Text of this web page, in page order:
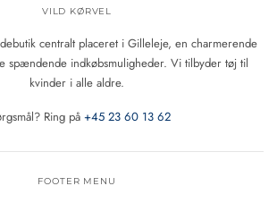
VILD KØRVEL
centralt placeret i Gilleleje, en charmerende
spændende indkøbsmuligheder. Vi tilbyder tøj til
kvinder i alle aldre.
Ring på +45 23 60 13 62
FOOTER MENU